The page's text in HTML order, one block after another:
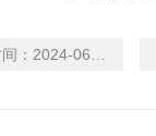
： 2024-06-14